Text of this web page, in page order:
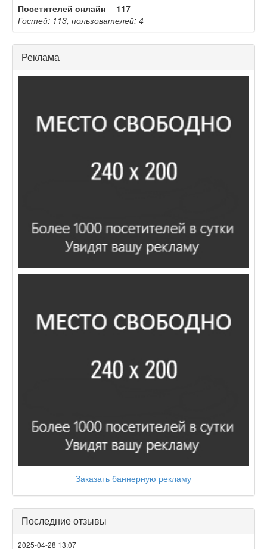
Посетителей онлайн
117
Гостей: 113, пользователей: 4
Реклама
Заказать баннерную рекламу
Последние отзывы
2025-04-28 13:07